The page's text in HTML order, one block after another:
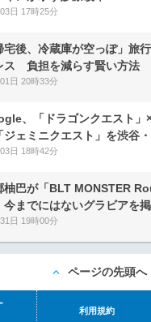
日 17時25分
宅後、冷蔵庫が空っぽ」旅
ス 負担を減らす賢い方法
日 20時33分
、「ドラゴンクエスト
ジェミニクエスト」を渋谷
日 18時42分
柚巴が「BLT MONSTER
今までにはないグラビアを掲
日 19時00分
ページの先頭へ
利用規約